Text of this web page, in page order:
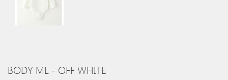
BODY ML - OFF WHITE